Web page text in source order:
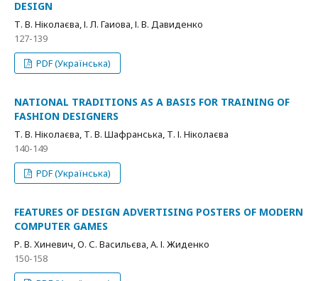
DESIGN
Т. В. Ніколаєва, І. Л. Гаиова, І. В. Давиденко
127-139
PDF (Українська)
NATIONAL TRADITIONS AS A BASIS FOR TRAINING OF
FASHION DESIGNERS
Т. В. Ніколаєва, Т. В. Шафранська, Т. І. Ніколаєва
140-149
PDF (Українська)
FEATURES OF DESIGN ADVERTISING POSTERS OF MODERN
COMPUTER GAMES
Р. В. Хиневич, О. С. Васильєва, А. І. Жиденко
150-158